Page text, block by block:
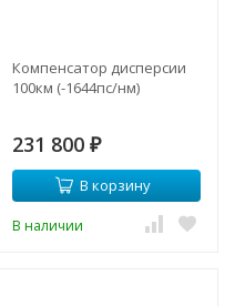
Компенсатор дисперсии
100км (-1644пс/нм)
231 800 ₽
В корзину
В наличии